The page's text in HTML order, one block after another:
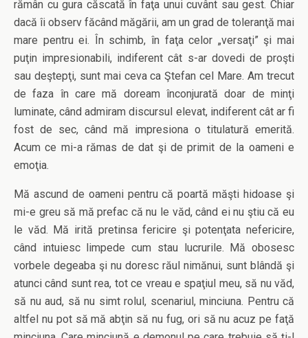
rămân cu gura căscată în faţa unui cuvânt sau gest. Chiar
dacă îi observ făcând măgării, am un grad de toleranţă mai
mare pentru ei. În schimb, în faţa celor „versaţi” şi mai
puţin impresionabili, indiferent cât s-ar dovedi de proşti
sau deştepţi, sunt mai ceva ca Ştefan cel Mare. Am trecut
de faza în care mă doream înconjurată doar de minţi
luminate, când admiram discursul elevat, indiferent cât ar fi
fost de sec, când mă impresiona o titulatură emerită.
Acum ce mi-a rămas de dat şi de primit de la oameni e
emoţia.
Mă ascund de oameni pentru că poartă măşti hidoase şi
mi-e greu să mă prefac că nu le văd, când ei nu ştiu că eu
le văd. Mă irită pretinsa fericire şi potenţata nefericire,
când intuiesc limpede cum stau lucrurile. Mă obosesc
vorbele degeaba şi nu doresc răul nimănui, sunt blândă şi
atunci când sunt rea, tot ce vreau e spaţiul meu, să nu văd,
să nu aud, să nu simt rolul, scenariul, minciuna. Pentru că
altfel nu pot să mă abţin să nu fug, ori să nu acuz pe faţă